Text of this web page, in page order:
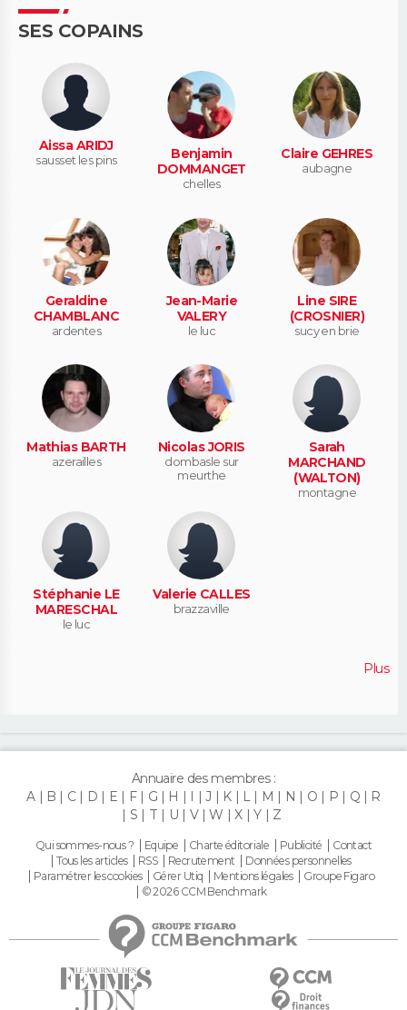
SES COPAINS
Aissa ARIDJ
sausset les pins
Benjamin
DOMMANGET
chelles
Claire GEHRES
aubagne
Geraldine
CHAMBLANC
ardentes
Jean-Marie
VALERY
le luc
Line SIRE
(CROSNIER)
sucy en brie
Mathias BARTH
azerailles
Nicolas JORIS
dombasle sur
meurthe
Sarah
MARCHAND
(WALTON)
montagne
Stéphanie LE
MARESCHAL
le luc
Valerie CALLES
brazzaville
Plus
Annuaire des membres :
A
B C D E F G H I J K L M N O P Q
R
S
T U V W X Y Z
Qui sommes-nous ? Equipe Charte éditoriale Publicité
Contact
Tous les articles
RSS Recrutement
Données personnelles
Paramétrer les cookies
Gérer Utiq Mentions légales
Groupe Figaro
© 2026 CCM Benchmark